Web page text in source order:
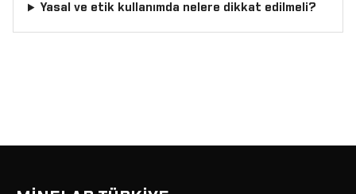
Yasal ve etik kullanımda nelere dikkat edilmeli?